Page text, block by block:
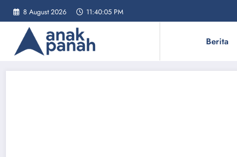
8 August 2026 11:40:06 PM
Berita